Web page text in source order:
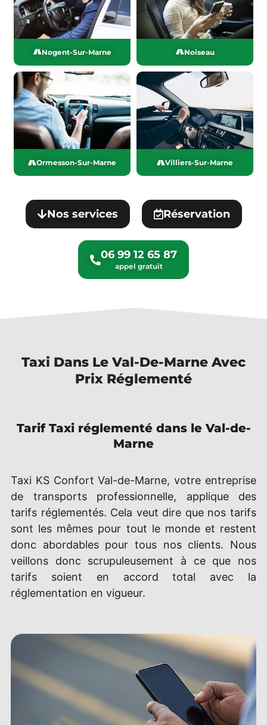
Nogent-Sur-Marne Noiseau
Ormesson-Sur-Marne Villiers-Sur-Marne
Nos services Réservation
06 99 12 65 87
Taxi Dans Le Val-De-Marne Avec
Prix Réglementé
Tarif Taxi réglementé dans le Val-de-
Marne
Taxi KS Confort Val-de-Marne, votre entreprise
de transports professionnelle, applique des
tarifs réglementés. Cela veut dire que nos tarifs
sont les mêmes pour tout le monde et restent
donc abordables pour tous nos clients. Nous
veillons donc scrupuleusement à ce que nos
tarifs soient en accord total avec la
réglementation en vigueur.